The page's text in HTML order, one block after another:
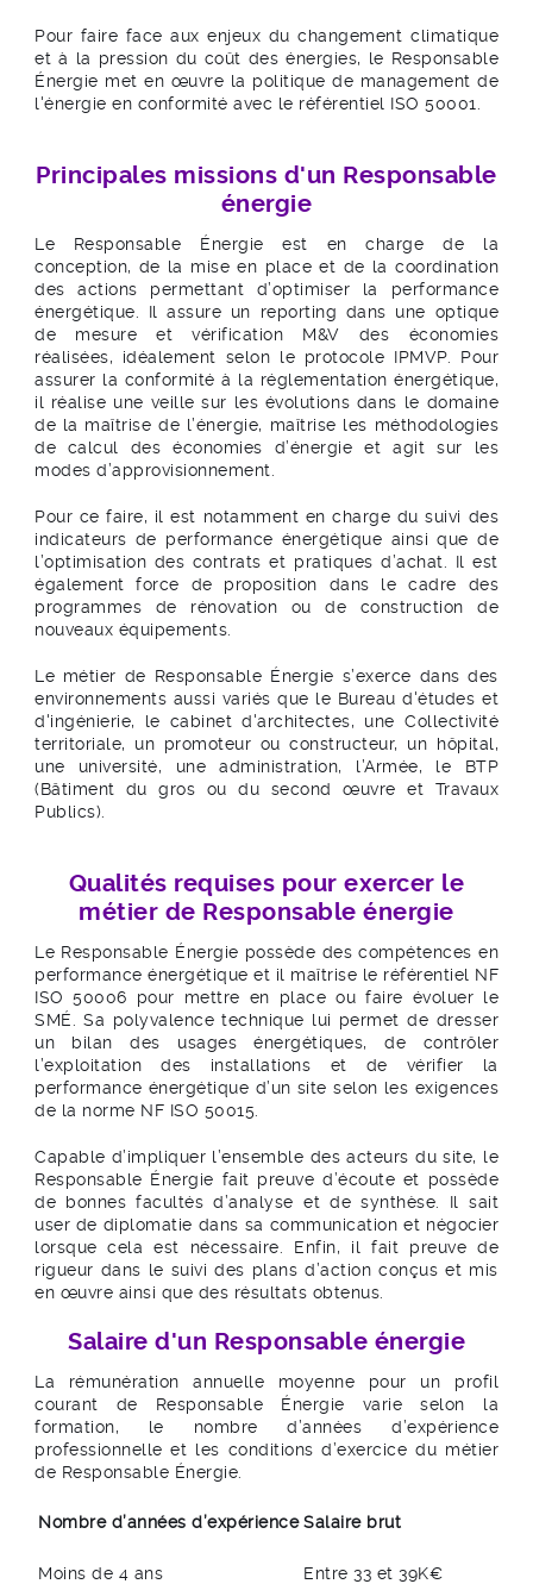
Pour faire face aux enjeux du changement climatique
et à la pression du coût des énergies, le Responsable
Énergie met en œuvre la politique de management de
l'énergie en conformité avec le référentiel ISO 50001.
Principales missions d'un Responsable
énergie
Le Responsable Énergie est en charge de la
conception, de la mise en place et de la coordination
des actions permettant d’optimiser la performance
énergétique. Il assure un reporting dans une optique
de mesure et vérification M&V des économies
réalisées, idéalement selon le protocole IPMVP. Pour
assurer la conformité à la réglementation énergétique,
il réalise une veille sur les évolutions dans le domaine
de la maîtrise de l’énergie, maîtrise les méthodologies
de calcul des économies d’énergie et agit sur les
modes d’approvisionnement.
Pour ce faire, il est notamment en charge du suivi des
indicateurs de performance énergétique ainsi que de
l’optimisation des contrats et pratiques d’achat. Il est
également force de proposition dans le cadre des
programmes de rénovation ou de construction de
nouveaux équipements.
Le métier de Responsable Énergie s’exerce dans des
environnements aussi variés que le Bureau d'études et
d'ingénierie, le cabinet d'architectes, une Collectivité
territoriale, un promoteur ou constructeur, un hôpital,
une université, une administration, l’Armée, le BTP
(Bâtiment du gros ou du second œuvre et Travaux
Publics).
Qualités requises pour exercer le
métier de Responsable énergie
Le Responsable Énergie possède des compétences en
performance énergétique et il maîtrise le référentiel NF
ISO 50006 pour mettre en place ou faire évoluer le
SMÉ. Sa polyvalence technique lui permet de dresser
un bilan des usages énergétiques, de contrôler
l’exploitation des installations et de vérifier la
performance énergétique d’un site selon les exigences
de la norme NF ISO 50015.
Capable d’impliquer l’ensemble des acteurs du site, le
Responsable Énergie fait preuve d’écoute et possède
de bonnes facultés d’analyse et de synthèse. Il sait
user de diplomatie dans sa communication et négocier
lorsque cela est nécessaire. Enfin, il fait preuve de
rigueur dans le suivi des plans d’action conçus et mis
en œuvre ainsi que des résultats obtenus.
Salaire d'un Responsable énergie
La rémunération annuelle moyenne pour un profil
courant de Responsable Énergie varie selon la
formation, le nombre d’années d’expérience
professionnelle et les conditions d’exercice du métier
de Responsable Énergie.
Nombre d’années d’expérience Salaire brut
Moins de 4 ans Entre 33 et 39K€